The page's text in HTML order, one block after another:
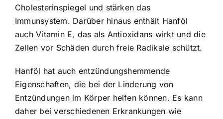
Cholesterinspiegel und stärken das
Immunsystem. Darüber hinaus enthält Hanföl
auch Vitamin E, das als Antioxidans wirkt und die
Zellen vor Schäden durch freie Radikale schützt.
Hanföl hat auch entzündungshemmende
Eigenschaften, die bei der Linderung von
Entzündungen im Körper helfen können. Es kann
daher bei verschiedenen Erkrankungen wie